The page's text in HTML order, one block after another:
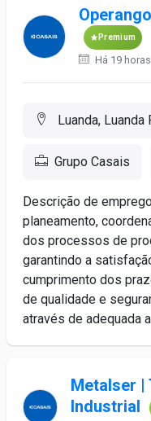
Premium
Há 19 horas
Luanda,
Grupo Casais
Descrição de
planeamento,
dos processos de
garantindo a
cumprimento dos
de qualidade e
através de adequada
Metalser |
Industrial